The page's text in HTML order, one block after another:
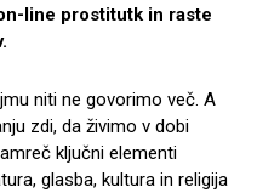
line prostitutk in raste
niti ne govorimo več. A
zdi, da živimo v dobi
ključni elementi
glasba, kultura in religija